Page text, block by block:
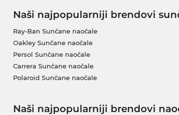
Naši najpopularniji brendovi
Ray-Ban Sunčane naočale
Oakley Sunčane naočale
Persol Sunčane naočale
Carrera Sunčane naočale
Polaroid Sunčane naočale
Naši najpopularniji brendovi